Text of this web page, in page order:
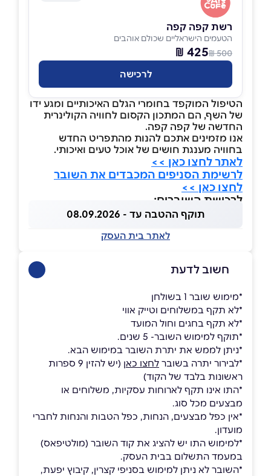
רשת קפה קפה
הטעמים הישראליים שכולם אוהבים
500 ₪
425 ₪
לרכישה
הטיפול המוקפד בחומרי הגלם האיכותיים ומגע ידו
של השף, הם המתכון הקסום לחוויה הקולינרית
החדשה של קפה קפה.
אנו מזמינים אתכם להנות מהתפריט החדש
בחוויה מענגת חושים של אוכל טעים ואיכותי.
לאתר לחצו כאן >>
לרשימת הסניפים המכבדים את השובר
לחצו כאן >>
לרכישת השוברים:
תוקף ההטבה עד - 08.09.2026
לאתר בית העסק
חשוב לדעת
*מימוש שובר 1 בשולחן
*לא תקף במשלוחים וטייק אווי
*לא תקף בחגים וחול המועד
*תוקף למימוש השובר- 5 שנים.
*ניתן לממש את יתרת השובר במימוש הבא.
*לבירור יתרה בשובר לחצו כאן
(יש להזין 9 ספרות
ראשונות בלבד של הקוד)
*התו אינו תקף לארוחות עסקיות, משלוחים או
מבצעים מכל סוג.
*אין כפל מבצעים, הנחות, כפל הטבות והנחות לחברי
מועדון.
*למימוש התו יש להציג את קוד השובר (מולטיפאס)
במעמד התשלום בבית העסק.
*השובר לא ניתן למימוש בסניפי קצרין, קיבוץ יפעת,